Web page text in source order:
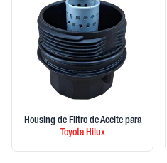
Housing de Filtro de Aceite para
ToyotaHilux